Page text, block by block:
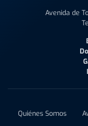
Avenida de
Quiénes Somos